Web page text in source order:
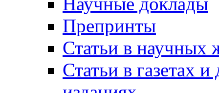
Препринты
Статьи в научных
Статьи в газетах